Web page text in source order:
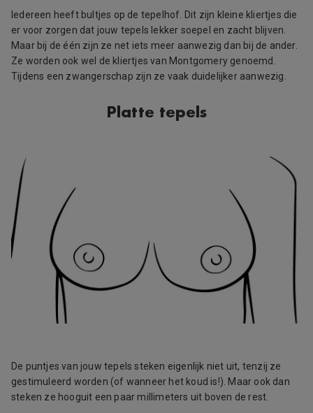
Iedereen heeft bultjes op de tepelhof. Dit zijn kleine kliertjes die
er voor zorgen dat jouw tepels lekker soepel en zacht blijven.
Maar bij de één zijn ze net iets meer aanwezig dan bij de ander.
Ze worden ook wel de kliertjes van Montgomery genoemd.
Tijdens een zwangerschap zijn ze vaak duidelijker aanwezig.
Platte tepels
De puntjes van jouw tepels steken eigenlijk niet uit, tenzij ze
gestimuleerd worden (of wanneer het koud is!). Maar ook dan
steken ze hooguit een paar millimeters uit boven de rest.